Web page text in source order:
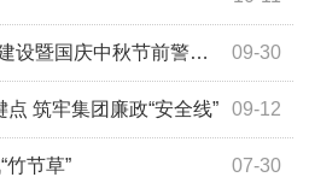
09-30
庆中秋节前警示教育会议
09-12
点 筑牢集团廉政“安全线”
07-30
竹节草”